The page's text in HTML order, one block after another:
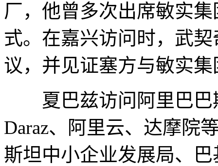
厂，他曾多次出席敏实
式。在嘉兴访问时，武
议，并见证塞方与敏实
夏巴兹访问阿里巴巴
Daraz、阿里云、达摩院
斯坦中小企业发展局、